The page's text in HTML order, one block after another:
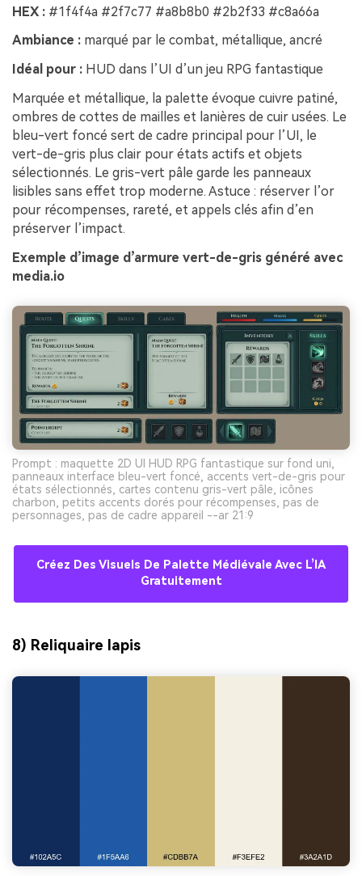
HEX : #1f4f4a #2f7c77 #a8b8b0 #2b2f33 #c8a66a
Ambiance : marqué par le combat, métallique, ancré
Idéal pour : HUD dans l’UI d’un jeu RPG fantastique
Marquée et métallique, la palette évoque cuivre patiné,
ombres de cottes de mailles et lanières de cuir usées. Le
bleu-vert foncé sert de cadre principal pour l’UI, le
vert-de-gris plus clair pour états actifs et objets
sélectionnés. Le gris-vert pâle garde les panneaux
lisibles sans effet trop moderne. Astuce : réserver l’or
pour récompenses, rareté, et appels clés afin d’en
préserver l’impact.
Exemple d’image d’armure vert-de-gris généré avec
media.io
Prompt : maquette 2D UI HUD RPG fantastique sur fond uni,
panneaux interface bleu-vert foncé, accents vert-de-gris pour
états sélectionnés, cartes contenu gris-vert pâle, icônes
charbon, petits accents dorés pour récompenses, pas de
personnages, pas de cadre appareil --ar 21:9
Créez Des Visuels De Palette Médiévale Avec L’IA
Gratuitement
8) Reliquaire lapis